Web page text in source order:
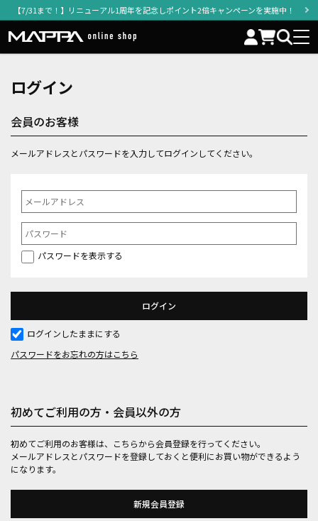
【7/31まで！】リニューアル1周年を記念しポイント2倍キャンペーンを実施中！
ログイン
会員のお客様
メールアドレスとパスワードを入力してログインしてください。
パスワードを表示する
ログインしたままにする
パスワードをお忘れの方はこちら
初めてご利用の方・会員以外の方
初めてご利用のお客様は、こちらから会員登録を行ってください。
メールアドレスとパスワードを登録しておくと便利にお買い物ができるよう
になります。